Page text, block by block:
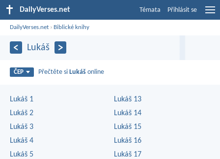
DailyVerses.net Témata Přihlásit se
DailyVerses.net › Biblické knihy
Lukáš
ČEP Přečtěte si Lukáš online
Lukáš 1
Lukáš 2
Lukáš 3
Lukáš 4
Lukáš 5
Lukáš 13
Lukáš 14
Lukáš 15
Lukáš 16
Lukáš 17